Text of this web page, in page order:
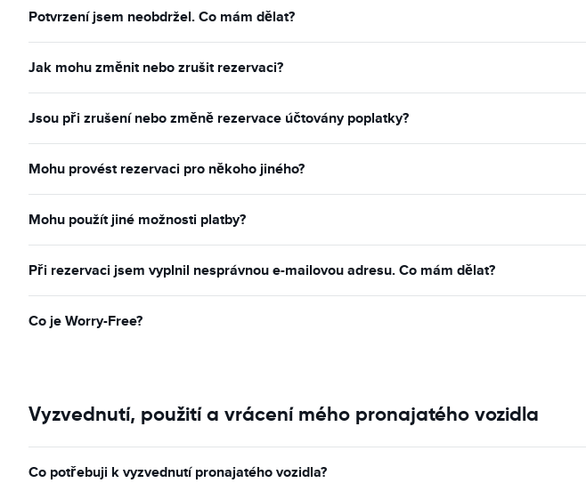
Potvrzení jsem neobdržel. Co mám dělat?
Jak mohu změnit nebo zrušit rezervaci?
Jsou při zrušení nebo změně rezervace účtovány poplatky?
Mohu provést rezervaci pro někoho jiného?
Mohu použít jiné možnosti platby?
Při rezervaci jsem vyplnil nesprávnou e-mailovou adresu. Co mám dělat?
Co je Worry-Free?
Vyzvednutí, použití a vrácení mého pronajatého vozidla
Co potřebuji k vyzvednutí pronajatého vozidla?